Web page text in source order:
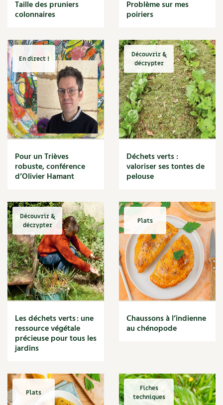
Cuisine saine
Décoration
DIY
Eau
Énergie
Enfants
Expérimentation
Fleur
Jardin bio
Légumes
Légumineuse
Maïs doux
Maison saine
Mare
Marie Chioca
Marmite
Massage
Matériaux
Maux
Méditerranéen
Menace
Mésange
Microflore
Migraine
Mode de culture
Montagne
Moutarde
Multiplication
Taille des pruniers
colonnaires
Problème sur mes
poiriers
En direct !
Pour un Trièves
robuste, conférence
d’Olivier Hamant
Découvrir &
décrypter
Déchets verts :
valoriser ses tontes de
pelouse
Découvrir &
décrypter
Les déchets verts : une
ressource végétale
précieuse pour tous les
jardins
Plats
Chaussons à l’indienne
au chénopode
Plats
Fiches
techniques